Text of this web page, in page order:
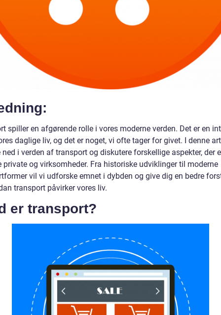
spiller en afgørende rolle i vores moderne verden. Det er en
daglige liv, og det er noget, vi ofte tager for givet. I denne
ned i verden af transport og diskutere forskellige aspekter, der
private og virksomheder. Fra historiske udviklinger til moderne
vil vi udforske emnet i dybden og give dig en bedre
transport påvirker vores liv.
er transport?